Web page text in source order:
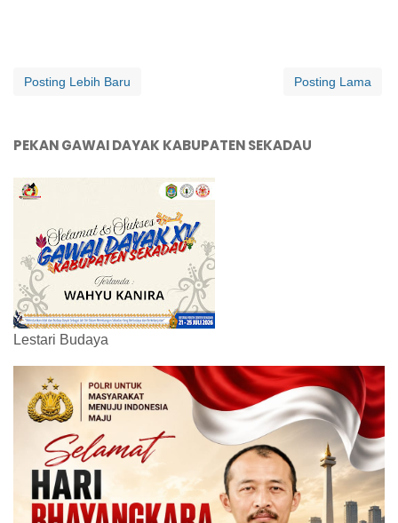
Posting Lebih Baru Posting Lama
PEKAN GAWAI DAYAK KABUPATEN SEKADAU
Lestari Budaya